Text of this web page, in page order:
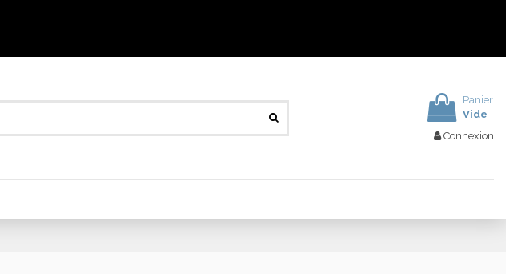
Panier
Vide
Connexion